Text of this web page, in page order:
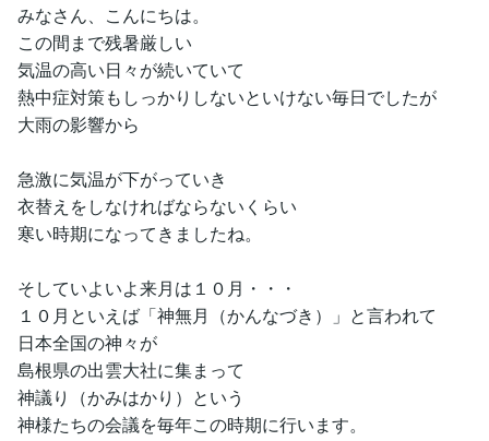
みなさん、こんにちは。
この間まで残暑厳しい
気温の高い日々が続いていて
熱中症対策もしっかりしないといけない毎日でしたが
大雨の影響から
急激に気温が下がっていき
衣替えをしなければならないくらい
寒い時期になってきましたね。
そしていよいよ来月は１０月・・・
１０月といえば「神無月（かんなづき）」と言われて
日本全国の神々が
島根県の出雲大社に集まって
神議り（かみはかり）という
神様たちの会議を毎年この時期に行います。